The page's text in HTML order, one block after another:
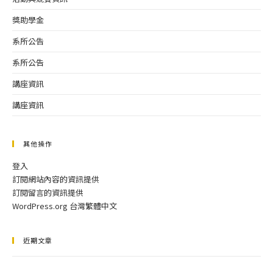
獎助學金
系所公告
系所公告
講座資訊
講座資訊
其他操作
登入
訂閱網站內容的資訊提供
訂閱留言的資訊提供
WordPress.org 台灣繁體中文
近期文章